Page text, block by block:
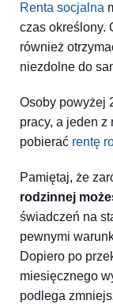
Renta socjalna
czas określony.
również
niezdolne do
Osoby powyżej
pracy, a jeden z
pobierać rentę
Pamiętaj, że
rodzinnej
świadczeń na
pewnymi
Dopiero po
miesięcznego
podlega